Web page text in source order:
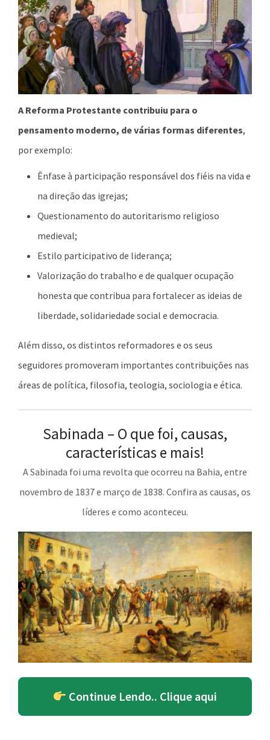
A Reforma Protestante contribuiu para o
pensamento moderno, de várias formas diferentes,
por exemplo:
Ênfase à participação responsável dos fiéis na vida e
na direção das igrejas;
Questionamento do autoritarismo religioso
medieval;
Estilo participativo de liderança;
Valorização do trabalho e de qualquer ocupação
honesta que contribua para fortalecer as ideias de
liberdade, solidariedade social e democracia.
Além disso, os distintos reformadores e os seus
seguidores promoveram importantes contribuições nas
áreas de política, filosofia, teologia, sociologia e ética.
Sabinada – O que foi, causas,
características e mais!
A Sabinada foi uma revolta que ocorreu na Bahia, entre
novembro de 1837 e março de 1838. Confira as causas, os
líderes e como aconteceu.
Continue Lendo.. Clique aqui